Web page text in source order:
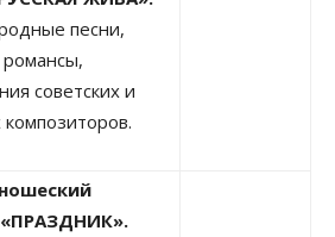
песни,
советских и
композиторов.